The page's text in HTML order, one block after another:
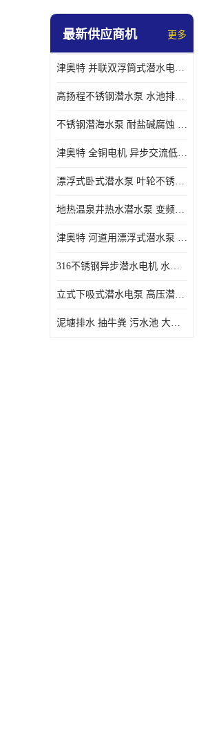
螺旋离心泵
控制柜
最新供应商机 更多
津奥特 并联双浮筒式潜水电泵 矿山抢险泵 大流量卧式安装 可提供定制
高扬程不锈钢潜水泵 水池排水 变频 井用潜水电泵供应 能耗低 工厂批发
不锈钢潜海水泵 耐盐碱腐蚀 大流量 立式卧式下吸式安装 厂家定制
津奥特 全铜电机 异步交流低压潜水电机 运行稳定售后质保 致电咨询
漂浮式卧式潜水泵 叶轮不锈钢材质 大流量 变频抽水泵 厂家质保售后
地热温泉井热水潜水泵 变频不锈钢 130直径油泵 高温深井泵 津奥特
津奥特 河道用漂浮式潜水泵 不锈钢泵轴 大口径大流量 产品可定制
316不锈钢异步潜水电机 水冷式 可连续运行 定制功率电压 奥特泵业
立式下吸式潜水电泵 高压潜水排沙泵 大功率 深水施工作业 型号可定制
泥塘排水 抽牛粪 污水池 大口径潜水螺旋离心泵 材质特征 奥特泵业